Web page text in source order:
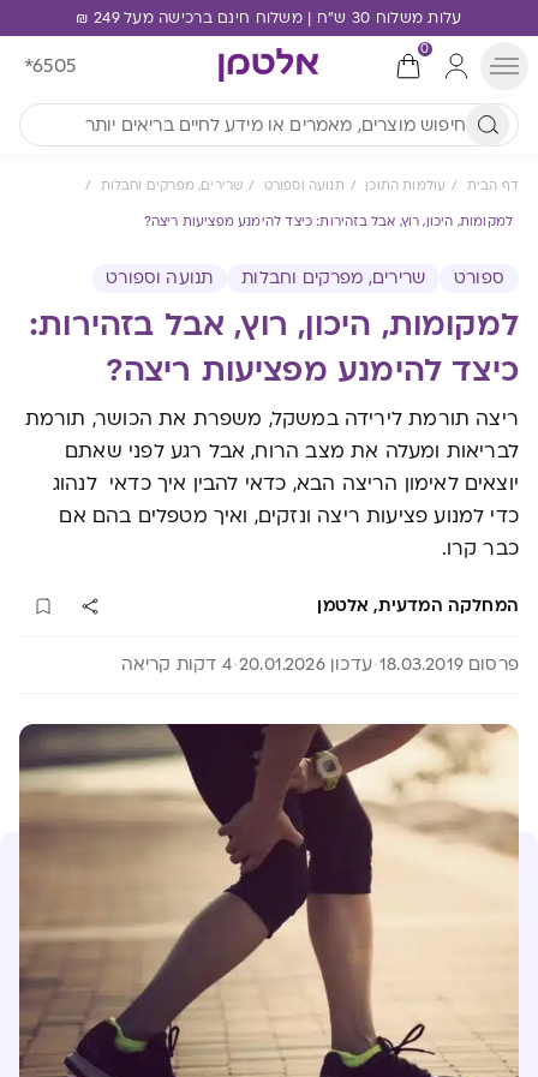
עלות משלוח 30 ש"ח | משלוח חינם ברכישה מעל 249 ₪
0
*6505
דף הבית עולמות התוכן תנועה וספורט שרירים, מפרקים וחבלות
למקומות, היכון, רוץ, אבל בזהירות: כיצד להימנע מפציעות ריצה?
ספורט שרירים, מפרקים וחבלות תנועה וספורט
למקומות, היכון, רוץ, אבל בזהירות:
כיצד להימנע מפציעות ריצה?
ריצה תורמת לירידה במשקל, משפרת את הכושר, תורמת
לבריאות ומעלה את מצב הרוח, אבל רגע לפני שאתם
יוצאים לאימון הריצה הבא, כדאי להבין איך כדאי לנהוג
כדי למנוע פציעות ריצה ונזקים, ואיך מטפלים בהם אם
כבר קרו.
המחלקה המדעית, אלטמן
פרסום 18.03.2019 עדכון 20.01.2026 4 דקות קריאה